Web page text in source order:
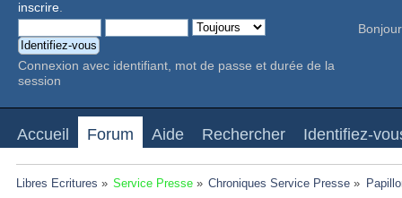
inscrire.
Connexion avec identifiant, mot de passe et durée de la
session
Accueil Forum Aide Rechercher Identifiez-
Libres Ecritures » Service Presse» Chroniques Service Presse »